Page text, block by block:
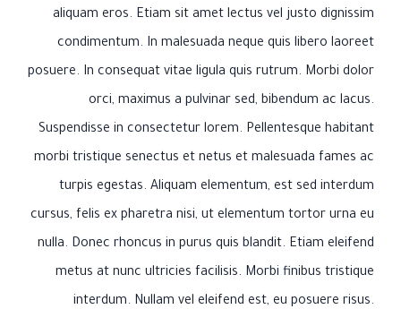
aliquam eros. Etiam sit amet lectus vel justo dignissim
condimentum. In malesuada neque quis libero laoreet
posuere. In consequat vitae ligula quis rutrum. Morbi dolor
orci, maximus a pulvinar sed, bibendum ac lacus.
Suspendisse in consectetur lorem. Pellentesque habitant
morbi tristique senectus et netus et malesuada fames ac
turpis egestas. Aliquam elementum, est sed interdum
cursus, felis ex pharetra nisi, ut elementum tortor urna eu
nulla. Donec rhoncus in purus quis blandit. Etiam eleifend
metus at nunc ultricies facilisis. Morbi finibus tristique
interdum. Nullam vel eleifend est, eu posuere risus.